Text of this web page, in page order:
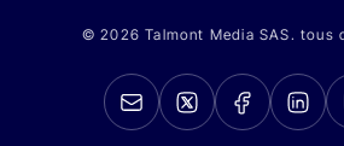
© 2026 Talmont Media SAS. tous